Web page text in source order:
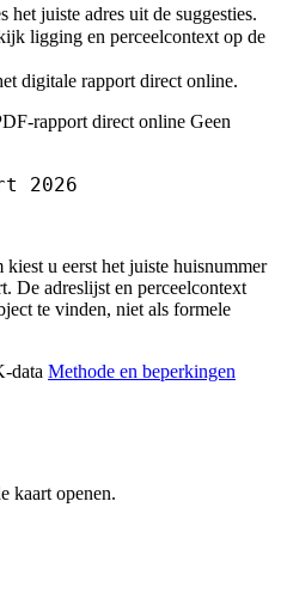
het juiste adres uit de suggesties.
ligging en perceelcontext op de
digitale rapport direct online.
rapport direct online Geen
2026
u eerst het juiste huisnummer
De adreslijst en perceelcontext
te vinden, niet als formele
data Methode en beperkingen
kaart openen.